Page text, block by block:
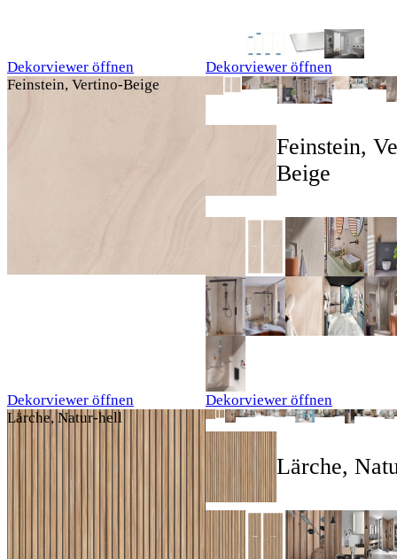
Dekorviewer öffnen
Dekorviewer öffnen
Feinstein, Vertino-Beige
Dekorviewer öffnen
Feinstein,
Beige
Dekorviewer öffnen
Lärche, Natur-hell
Lärche,